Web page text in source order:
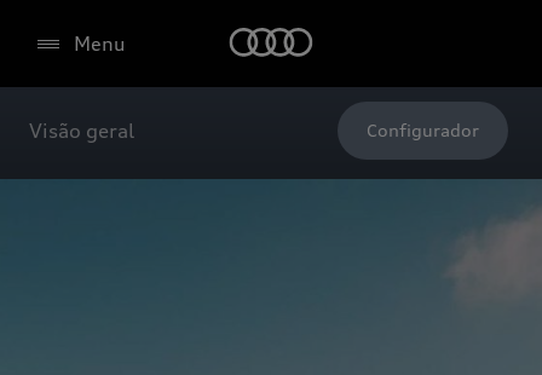
Menu
Visão geral Configurador